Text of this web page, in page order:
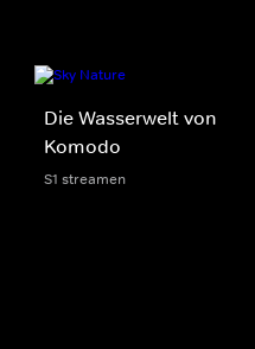
Die Wasserwelt von
Komodo
S1 streamen